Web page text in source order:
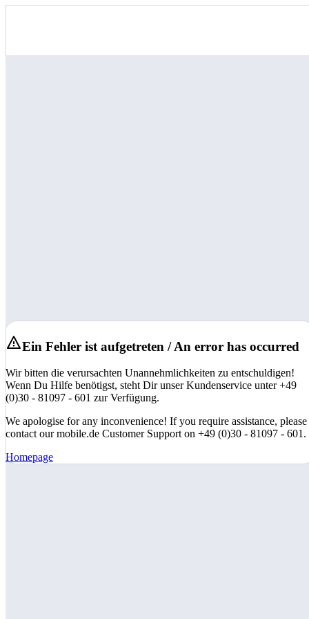
Ein Fehler ist aufgetreten / An error has occurred
Wir bitten die verursachten Unannehmlichkeiten zu entschuldigen!
Wenn Du Hilfe benötigst, steht Dir unser Kundenservice unter +49
(0)30 - 81097 - 601 zur Verfügung.
We apologise for any inconvenience! If you require assistance, please
contact our mobile.de Customer Support on +49 (0)30 - 81097 - 601.
Homepage